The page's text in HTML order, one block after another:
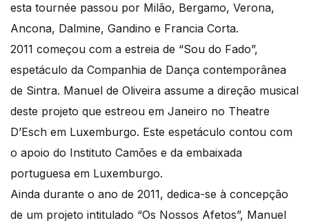
esta tournée passou por Milão, Bergamo, Verona,
Ancona, Dalmine, Gandino e Francia Corta.
2011 começou com a estreia de “Sou do Fado”,
espetáculo da Companhia de Dança contemporânea
de Sintra. Manuel de Oliveira assume a direção musical
deste projeto que estreou em Janeiro no Theatre
D’Esch em Luxemburgo. Este espetáculo contou com
o apoio do Instituto Camões e da embaixada
portuguesa em Luxemburgo.
Ainda durante o ano de 2011, dedica-se à concepção
de um projeto intitulado “Os Nossos Afetos”, Manuel